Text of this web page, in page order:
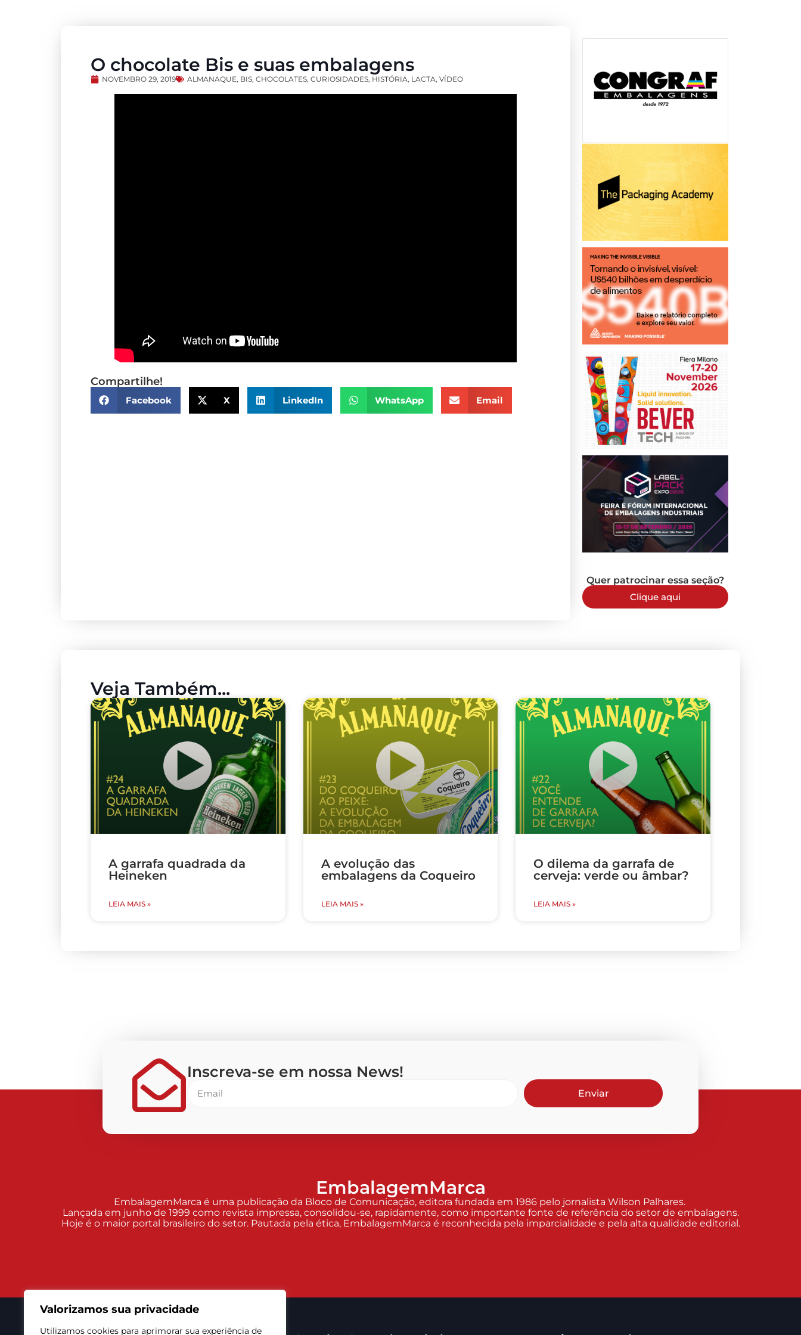
Valorizamos sua privacidade
Utilizamos cookies para aprimorar sua experiência de
O chocolate Bis e suas embalagens
NOVEMBRO 29, 2019 ALMANAQUE, BIS, CHOCOLATES, CURIOSIDADES, HISTÓRIA, LACTA, VÍDEO
Compartilhe!
Facebook X LinkedIn WhatsApp Email
Quer patrocinar essa seção?
Clique aqui
Veja Também...
A garrafa quadrada da
Heineken
LEIA MAIS »
A evolução das
embalagens da Coqueiro
LEIA MAIS »
O dilema da garrafa de
cerveja: verde ou âmbar?
LEIA MAIS »
Inscreva-se em nossa News!
Enviar
EmbalagemMarca
EmbalagemMarca é uma publicação da Bloco de Comunicação, editora fundada em 1986 pelo jornalista Wilson Palhares.
Lançada em junho de 1999 como revista impressa, consolidou-se, rapidamente, como importante fonte de referência do setor de embalagens.
Hoje é o maior portal brasileiro do setor. Pautada pela ética, EmbalagemMarca é reconhecida pela imparcialidade e pela alta qualidade editorial.